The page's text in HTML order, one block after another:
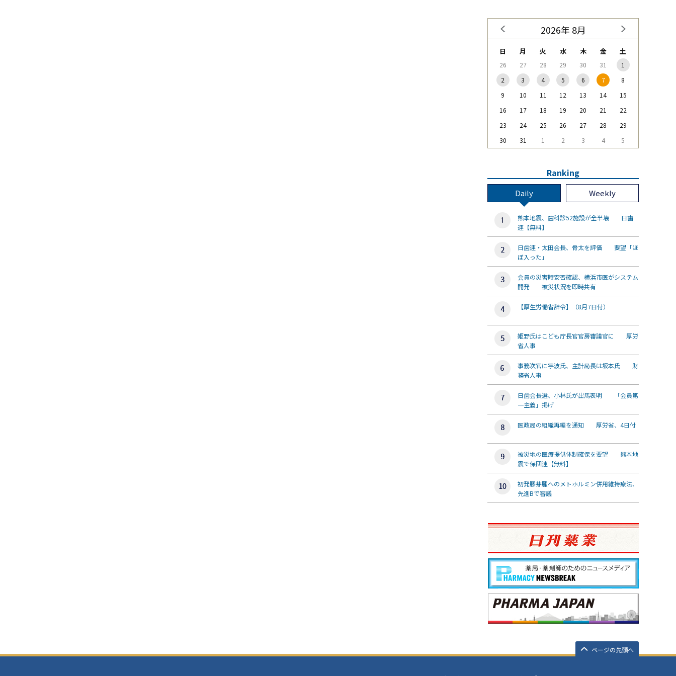
2026年 8月
日 月 火 水 木 金 土
26 27 28 29 30 31
1
2
3 4 5 6 7
8
9
10 11 12 13 14
15
16
17 18 19 20 21
22
23
24 25 26 27 28
29
30
31 1 2 3 4 5
Ranking
Daily Weekly
熊本地震、歯科診52施設が全半壊 日歯
連【無料】
日歯連・太田会長、骨太を評価 要望「ほ
ぼ入った」
会員の災害時安否確認、横浜市医がシステム
開発 被災状況を即時共有
【厚生労働省辞令】（8月7日付）
姫野氏はこども庁長官官房審議官に 厚労
省人事
事務次官に宇波氏、主計局長は坂本氏 財
務省人事
日歯会長選、小林氏が出馬表明 「会員第
一主義」掲げ
医政局の組織再編を通知 厚労省、4日付
被災地の医療提供体制確保を要望 熊本地
震で保団連【無料】
初発膠芽腫へのメトホルミン併用維持療法、
先進Bで審議
ページの先頭へ